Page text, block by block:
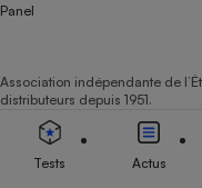
Panel
Association indépendante de
distributeurs depuis 1951.
Tests Actus